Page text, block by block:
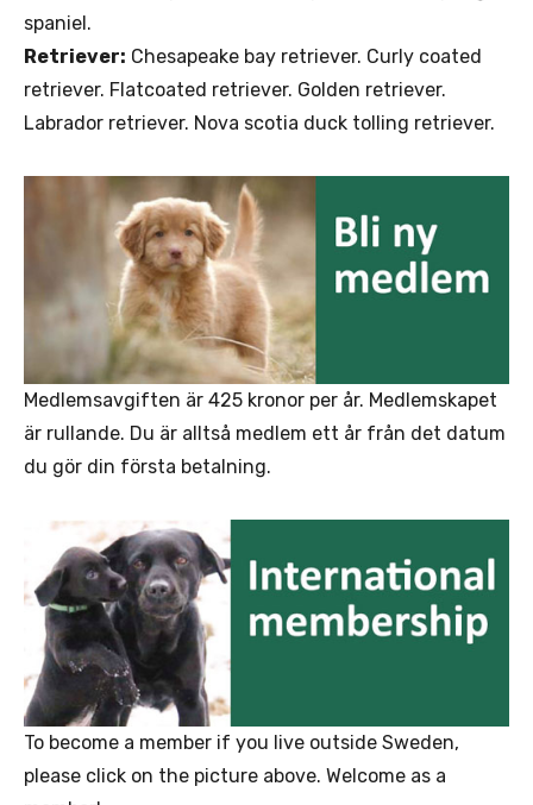
spaniel.
Retriever: Chesapeake bay retriever. Curly coated
retriever. Flatcoated retriever. Golden retriever.
Labrador retriever. Nova scotia duck tolling retriever.
Medlemsavgiften är 425 kronor per år. Medlemskapet
är rullande. Du är alltså medlem ett år från det datum
du gör din första betalning.
To become a member if you live outside Sweden,
please click on the picture above. Welcome as a